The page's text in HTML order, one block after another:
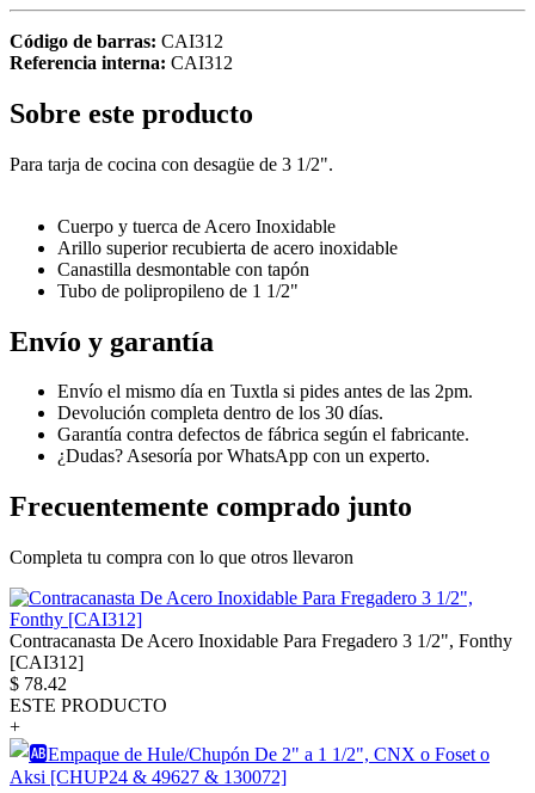
Código de barras: CAI312
Referencia interna: CAI312
Sobre este producto
Para tarja de cocina con desagüe de 3 1/2".
Cuerpo y tuerca de Acero Inoxidable
Arillo superior recubierta de acero inoxidable
Canastilla desmontable con tapón
Tubo de polipropileno de 1 1/2"
Envío y garantía
Envío el mismo día en Tuxtla si pides antes de las 2pm.
Devolución completa dentro de los 30 días.
Garantía contra defectos de fábrica según el fabricante.
¿Dudas? Asesoría por WhatsApp con un experto.
Frecuentemente comprado junto
Completa tu compra con lo que otros llevaron
Contracanasta De Acero Inoxidable Para Fregadero 3 1/2", Fonthy
[CAI312]
$ 78.42
ESTE PRODUCTO
+